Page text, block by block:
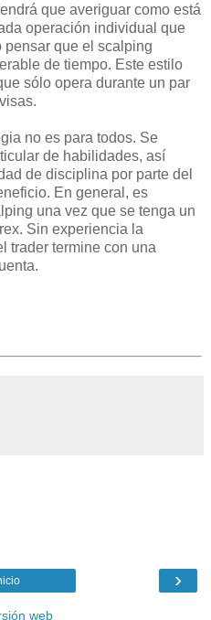
que averiguar como está
operación individual que
pensar que el scalping
de tiempo. Este estilo
sólo opera durante un par
no es para todos. Se
de habilidades, así
de disciplina por parte del
En general, es
una vez que se tenga un
Sin experiencia la
trader termine con una
›
web